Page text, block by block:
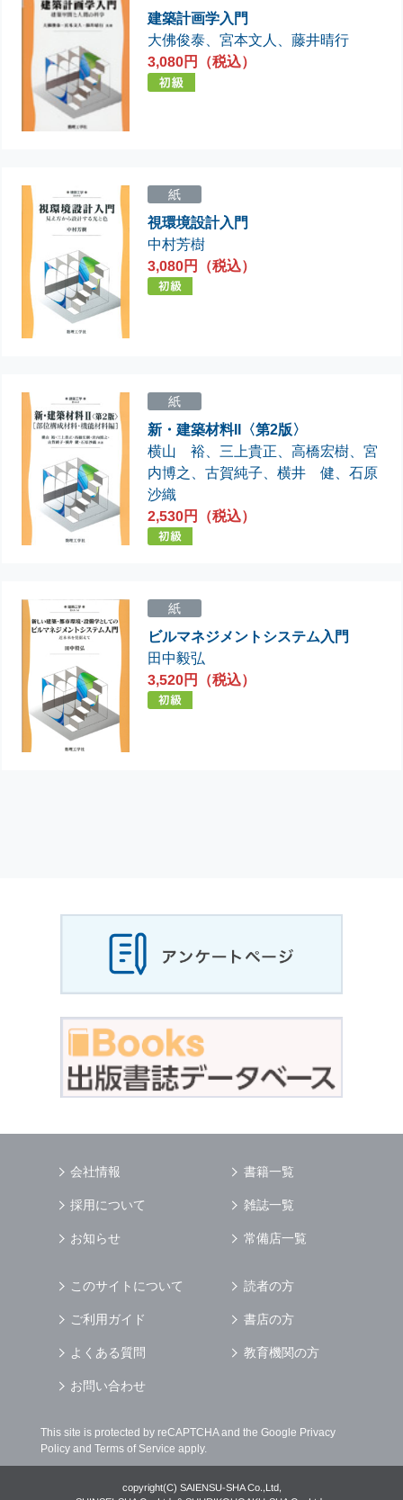
建築計画学入門
大佛俊泰 、宮本文人 、藤井晴行
3,080円（税込）
紙
視環境設計入門
中村芳樹
3,080円（税込）
紙
新・建築材料II〈第2版〉
横山 裕 三上貴正 、高橋宏樹 、宮
内博之 、古賀純子 、横井 健 、石原
沙織
2,530円（税込）
紙
ビルマネジメントシステム入門
田中毅弘
3,520円（税込）
会社情報
採用について
お知らせ
書籍一覧
雑誌一覧
常備店一覧
このサイトについて
ご利用ガイド
よくある質問
お問い合わせ
読者の方
書店の方
教育機関の方
This site is protected by reCAPTCHA and the Google Privacy
Policyand Terms of Service apply.
copyright(C) SAIENSU-SHA Co.,Ltd,